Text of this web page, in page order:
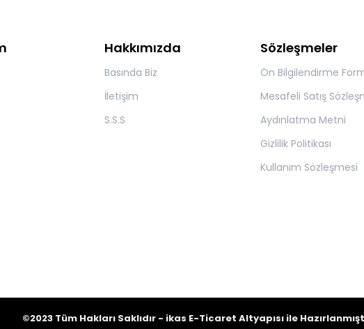
Hakkımızda
Basında Biz
İletişim
S.S.S
Sözleşmeler
Ön Bilgilendirme
Mesafeli Satış
Aydınlatma Metni
Gizlilik Politikası
Kullanım Sözleşmesi
Saklıdır - ikas E-Ticaret Altyapısı ile